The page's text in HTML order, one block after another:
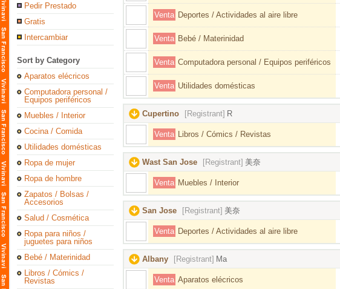
Pedir Prestado
Gratis
Intercambiar
Sort by Category
Aparatos elécricos
Computadora personal /
Equipos periféricos
Muebles / Interior
Cocina / Comida
Utilidades domésticas
Ropa de mujer
Ropa de hombre
Zapatos / Bolsas /
Accesorios
Salud / Cosmética
Ropa para niños /
juguetes para niños
Bebé / Materinidad
Libros / Cómics /
Revistas
Venta Deportes / Actividades al aire libre
Venta Bebé / Materinidad
Venta Computadora personal / Equipos periféricos
Venta Utilidades domésticas
Cupertino [Registrant] R
Venta Libros / Cómics / Revistas
Wast San Jose [Registrant] 美奈
Venta Muebles / Interior
San Jose [Registrant] 美奈
Venta Deportes / Actividades al aire libre
Albany [Registrant] Ma
Venta Aparatos elécricos